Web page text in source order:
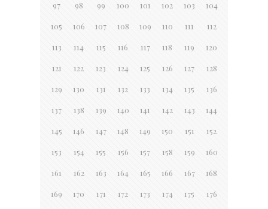
97 98 99 100 101 102 103 104
105 106 107 108 109 110 111 112
113 114 115 116 117 118 119 120
121 122 123 124 125 126 127 128
129 130 131 132 133 134 135 136
137 138 139 140 141 142 143 144
145 146 147 148 149 150 151 152
153 154 155 156 157 158 159 160
161 162 163 164 165 166 167 168
169 170 171 172 173 174 175 176